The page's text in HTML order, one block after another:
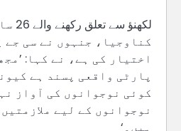
کناوجیا، جنہوں نے سی جے
اختیار کی ہے، نے کہا:
پارٹی واقعی پسند ہے
کوئی نوجوانوں کی آواز
نوجوانوں کے لیے
ہیں۔‘